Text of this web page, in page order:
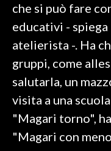
che si può fare
educativi -
atelierista -. Ha
gruppi, come
salutarla, un
visita a una
"Magari torno",
"Magari con